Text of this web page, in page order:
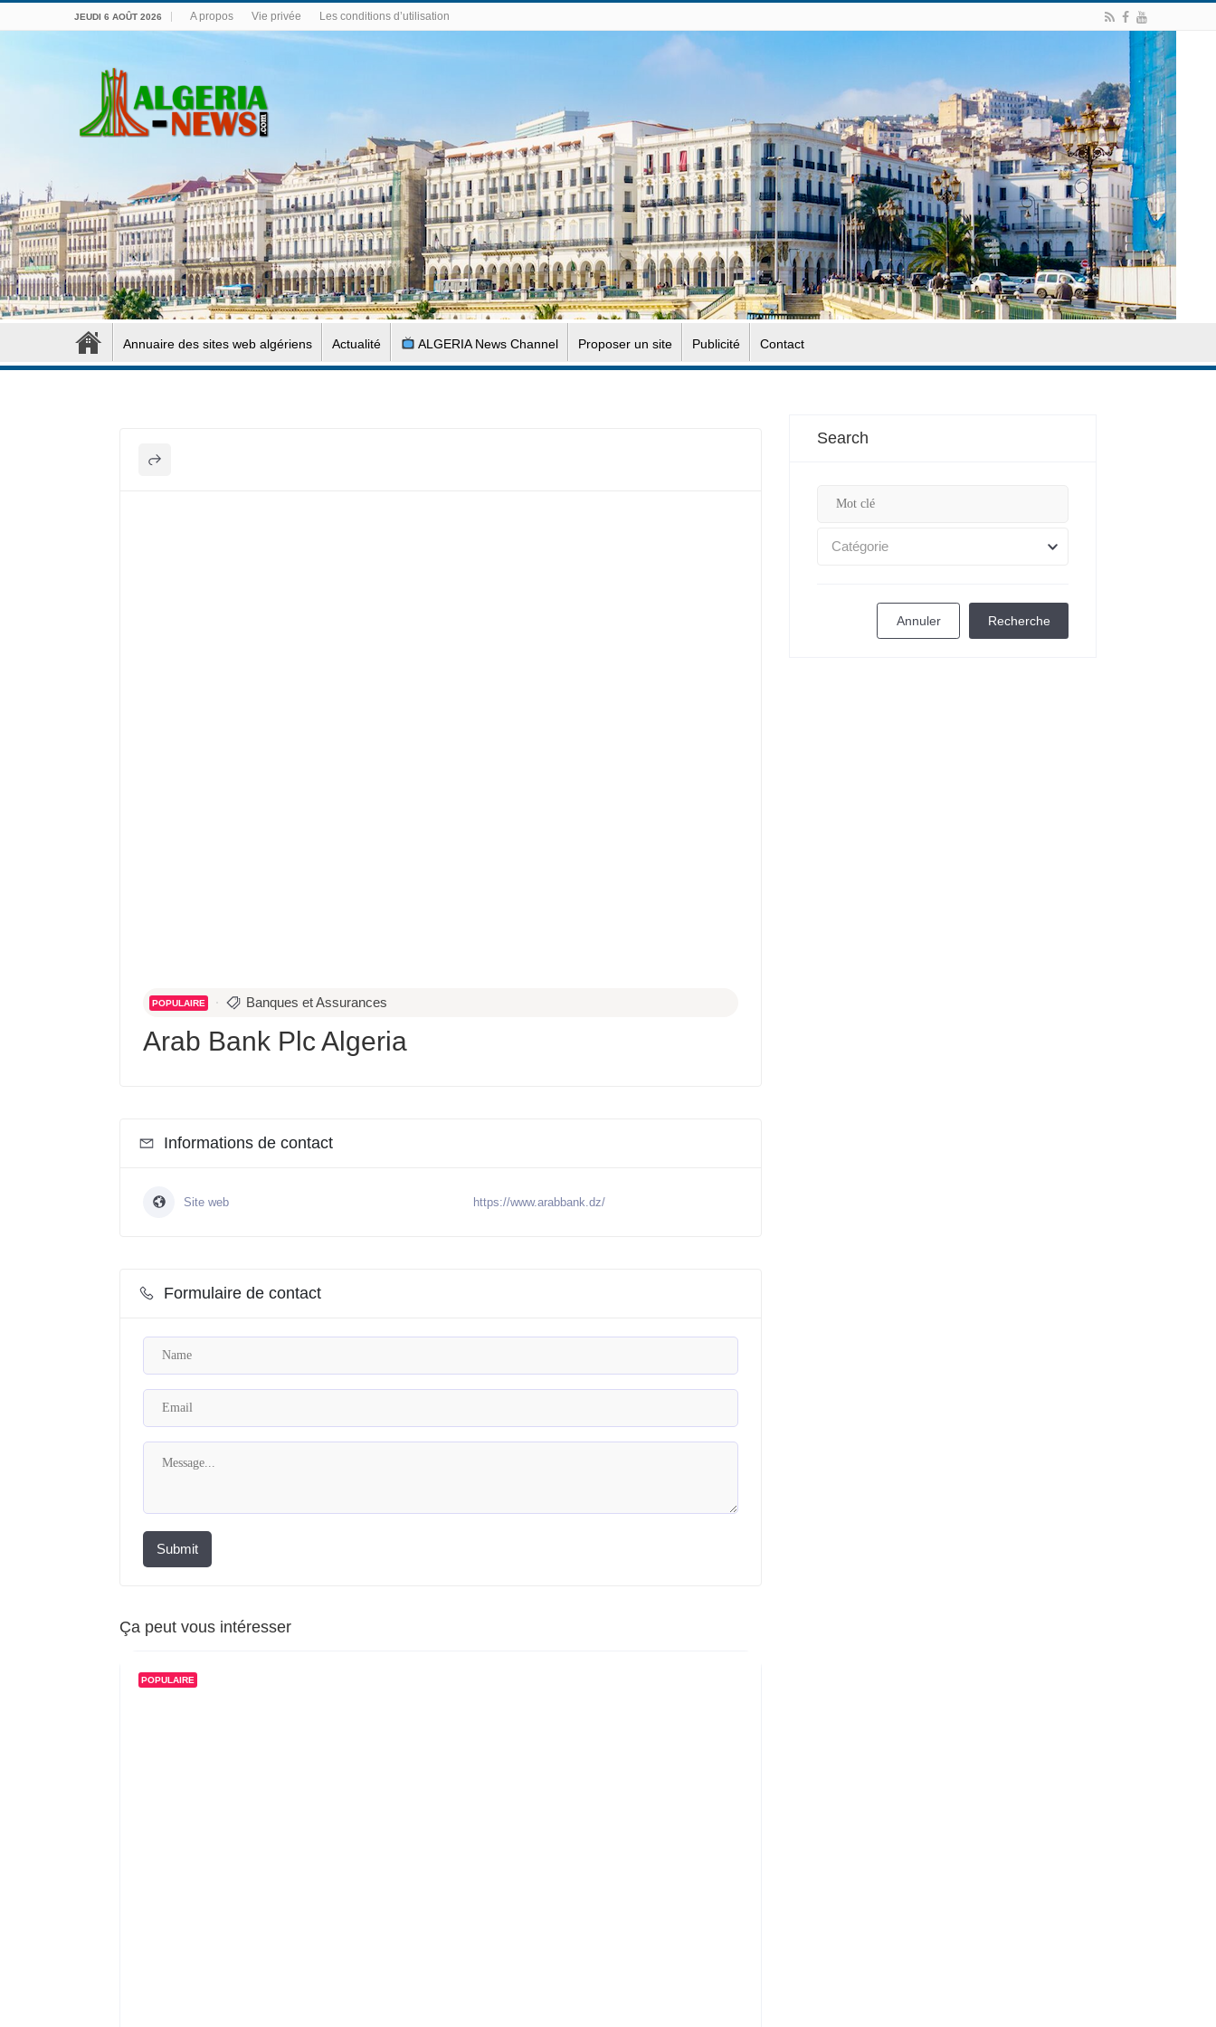
JEUDI 6 AOÛT 2026 A propos Vie privée Les conditions d’utilisation
Annuaire des sites web algériens Actualité ALGERIA News Channel Proposer un site Publicité Contact
POPULAIRE Banques et Assurances
Arab Bank Plc Algeria
Informations de contact
Site web https://www.arabbank.dz/
Formulaire de contact
Submit
Ça peut vous intéresser
POPULAIRE
Search
Catégorie
Annuler Recherche